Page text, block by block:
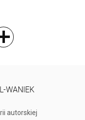
WANIEK
autorskiej